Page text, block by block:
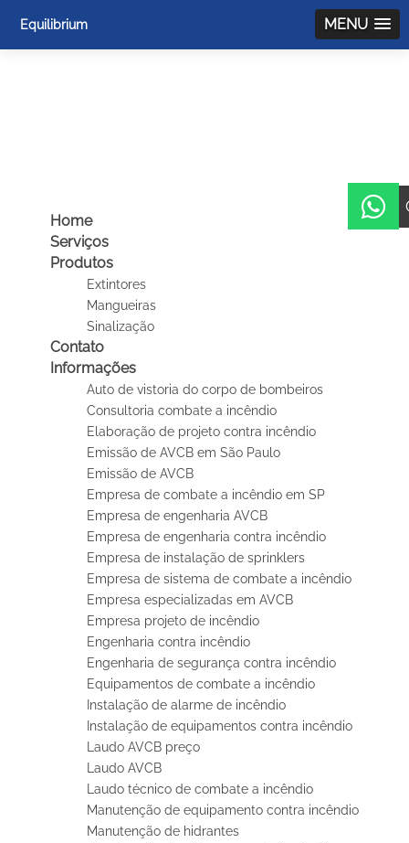
Equilibrium MENU
Home
Serviços
Produtos
Extintores
Mangueiras
Sinalização
Contato
Informações
Auto de vistoria do corpo de bombeiros
Consultoria combate a incêndio
Elaboração de projeto contra incêndio
Emissão de AVCB em São Paulo
Emissão de AVCB
Empresa de combate a incêndio em SP
Empresa de engenharia AVCB
Empresa de engenharia contra incêndio
Empresa de instalação de sprinklers
Empresa de sistema de combate a incêndio
Empresa especializadas em AVCB
Empresa projeto de incêndio
Engenharia contra incêndio
Engenharia de segurança contra incêndio
Equipamentos de combate a incêndio
Instalação de alarme de incêndio
Instalação de equipamentos contra incêndio
Laudo AVCB preço
Laudo AVCB
Laudo técnico de combate a incêndio
Manutenção de equipamento contra incêndio
Manutenção de hidrantes